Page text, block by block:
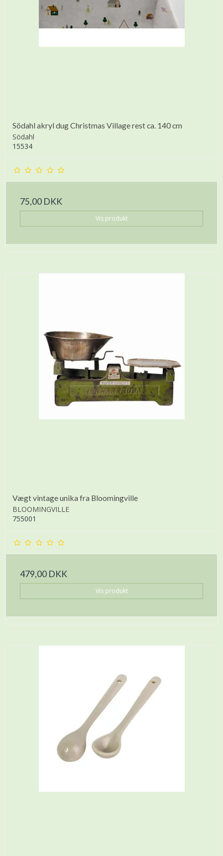
Södahl akryl dug Christmas Village rest ca. 140 cm
Södahl
15534
75,00 DKK
Vis produkt
Vægt vintage unika fra Bloomingville
BLOOMINGVILLE
755001
479,00 DKK
Vis produkt